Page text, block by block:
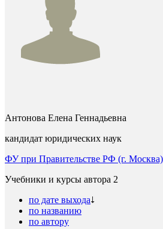
Антонова Елена Геннадьевна
кандидат юридических наук
ФУ при Правительстве РФ (г.
Учебники и курсы автора 2
по дате выхода
по названию
по автору